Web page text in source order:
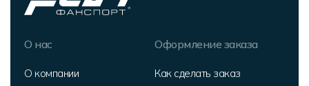
О нас
О компании
Оформление заказа
Как сделать заказ